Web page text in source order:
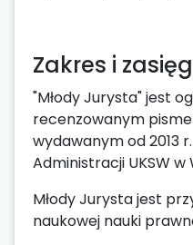
Zakres i
"Młody Jurysta" jest
recenzowanym
wydawanym od 2013
Administracji UKSW w
Młody Jurysta jest
naukowej nauki